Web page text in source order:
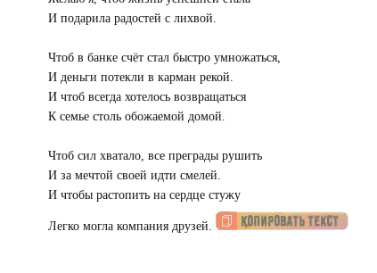
И подарила радостей с лихвой.
Чтоб в банке счёт стал быстро умножаться,
И деньги потекли в карман рекой.
И чтоб всегда хотелось возвращаться
К семье столь обожаемой домой.
Чтоб сил хватало, все преграды рушить
И за мечтой своей идти смелей.
И чтобы растопить на сердце стужу
Легко могла компания друзей.